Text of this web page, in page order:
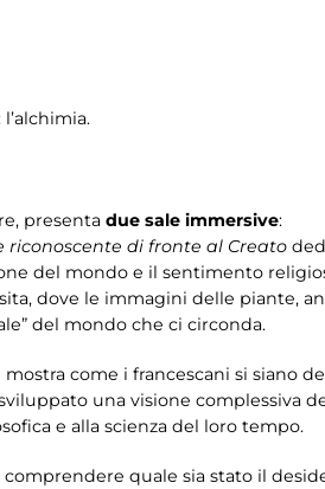
presenta due sale immersive:
riconoscente di fronte al Creato
del mondo e il sentimento
dove le immagini delle piante,
del mondo che ci circonda.
mostra come i francescani si siano
una visione complessiva
e alla scienza del loro tempo.
comprendere quale sia stato il